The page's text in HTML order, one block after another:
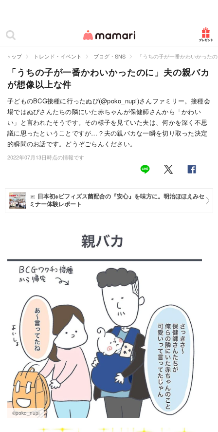
ママリ
カテゴリー一覧
妊娠
出産
赤ちゃん・育児
子育て・家族
病院
お仕事
トップ トレンド・イベント ブログ・SNS 「うちの子が一番かわいかった
「うちの子が一番かわいかったのに」夫の親バカ
が想像以上な件
子どものBCG接種に行ったぬぴ(@poko_nupi)さんファミリー。接種会
場ではぬぴさんたちの隣にいた赤ちゃんが保健師さんから「かわい
い」と言われたそうです。その様子を見ていた夫は、何かを深く不思
議に思ったということですが…？夫の親バカな一瞬を切り取った決定
的瞬間のお話です。どうぞごらんください。
2022年07月13日時点の情報です
日本初※ビフィズス菌配合の『安心』を味方に。明治ほほえみセ
ミナー体験レポート
©poko_nupi